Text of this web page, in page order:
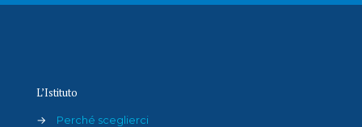
L’Istituto
→
Perché sceglierci